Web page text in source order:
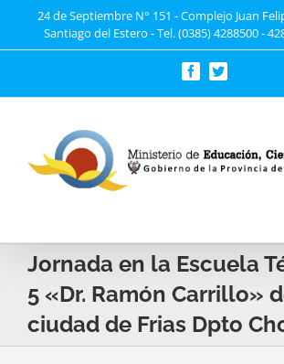
24 de Septiembre N° 151 - Complejo Juan
Santiago del Estero - Tel. (0385) 4288500 -
FacebookTwitter
Jornada en la Escuela
5 «Dr. Ramón Carrillo»
ciudad de Frias Dpto